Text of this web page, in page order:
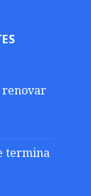
renovar
termina